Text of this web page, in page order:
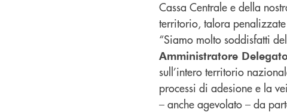
Cassa Centrale e della
territorio, talora penalizzate
“Siamo molto soddisfatti
Amministratore
sull’intero territorio
processi di adesione e la
– anche agevolato – da